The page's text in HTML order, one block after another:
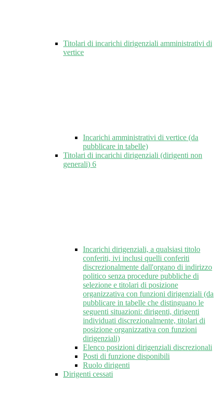
Titolari di incarichi dirigenziali amministrativi di
vertice
Incarichi amministrativi di vertice (da
pubblicare in tabelle)
Titolari di incarichi dirigenziali (dirigenti non
generali) 6
Incarichi dirigenziali, a qualsiasi titolo
conferiti, ivi inclusi quelli conferiti
discrezionalmente dall'organo di indirizzo
politico senza procedure pubbliche di
selezione e titolari di posizione
organizzativa con funzioni dirigenziali (da
pubblicare in tabelle che distinguano le
seguenti situazioni: dirigenti, dirigenti
individuati discrezionalmente, titolari di
posizione organizzativa con funzioni
dirigenziali)
Elenco posizioni dirigenziali discrezionali
Posti di funzione disponibili
Ruolo dirigenti
Dirigenti cessati